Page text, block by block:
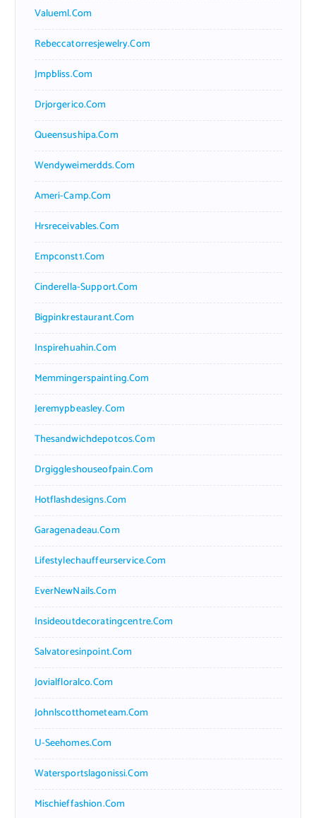
Valueml.com
Rebeccatorresjewelry.com
Jmpbliss.com
Drjorgerico.com
Queensushipa.com
Wendyweimerdds.com
Ameri-Camp.com
Hrsreceivables.com
Empconst1.com
Cinderella-Support.com
Bigpinkrestaurant.com
Inspirehuahin.com
Memmingerspainting.com
Jeremypbeasley.com
Thesandwichdepotcos.com
Drgiggleshouseofpain.com
Hotflashdesigns.com
Garagenadeau.com
Lifestylechauffeurservice.com
EverNewNails.com
Insideoutdecoratingcentre.com
Salvatoresinpoint.com
Jovialfloralco.com
Johnlscotthometeam.com
U-Seehomes.com
Watersportslagonissi.com
Mischieffashion.com